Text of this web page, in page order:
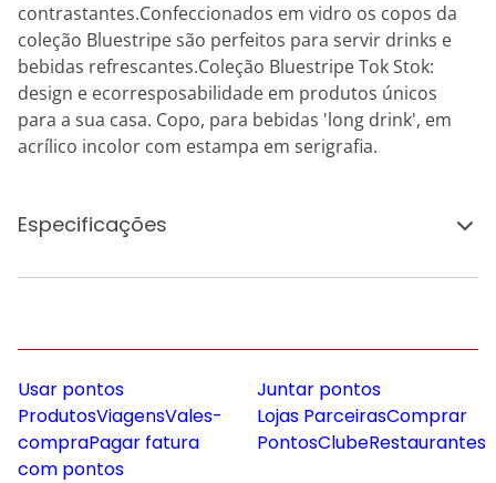
contrastantes.Confeccionados em vidro os copos da
coleção Bluestripe são perfeitos para servir drinks e
bebidas refrescantes.Coleção Bluestripe Tok Stok:
design e ecorresposabilidade em produtos únicos
para a sua casa. Copo, para bebidas 'long drink', em
acrílico incolor com estampa em serigrafia.
Especificações
Usar pontos
ProdutosViagensVales-
compraPagar fatura
com pontos
Juntar pontos
Lojas ParceirasComprar
PontosClubeRestaurantes